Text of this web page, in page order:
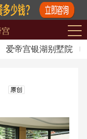
爱帝宫银湖别墅院